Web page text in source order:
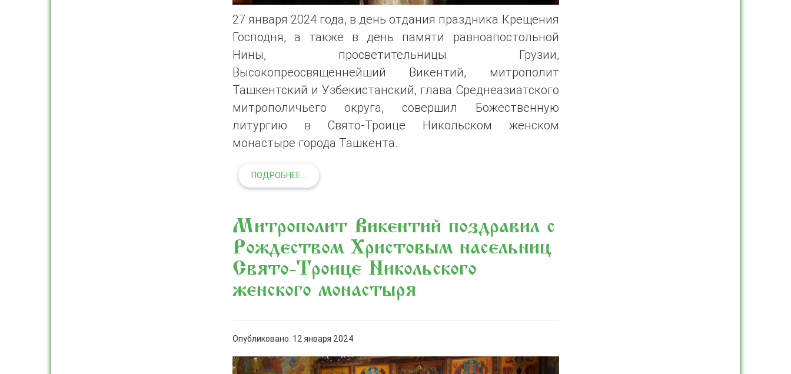
27 января 2024 года, в день отдания праздника Крещения
Господня, а также в день памяти равноапостольной
Нины, просветительницы Грузии,
Высокопреосвященнейший Викентий, митрополит
Ташкентский и Узбекистанский, глава Среднеазиатского
митрополичьего округа, совершил Божественную
литургию в Свято-Троице Никольском женском
монастыре города Ташкента.
ПОДРОБНЕЕ...
Митрополит Викентий поздравил с
Рождеством Христовым насельниц
Свято-Троице Никольского
женского монастыря
Опубликовано: 12 января 2024